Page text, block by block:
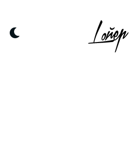
content